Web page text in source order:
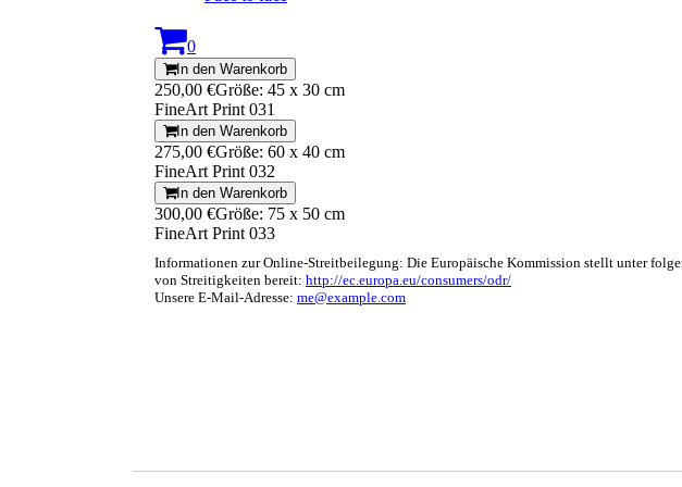
0
In den Warenkorb
250,00 €Größe: 45 x 30 cm
FineArt Print 031
In den Warenkorb
275,00 €Größe: 60 x 40 cm
FineArt Print 032
In den Warenkorb
300,00 €Größe: 75 x 50 cm
FineArt Print 033
Informationen zur Online-Streitbeilegung: Die Europäische Kommission stellt unter
von Streitigkeiten bereit: http://ec.europa.eu/consumers/odr/
Unsere E-Mail-Adresse: me@example.com